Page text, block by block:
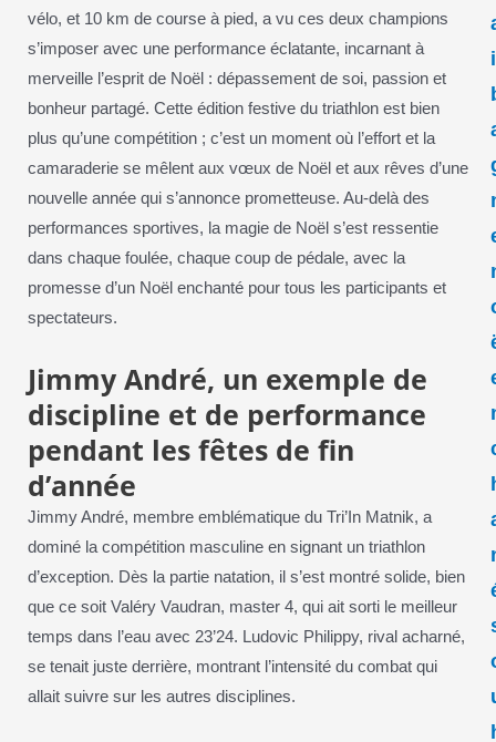
vélo, et 10 km de course à pied, a vu ces deux champions
s’imposer avec une performance éclatante, incarnant à
merveille l’esprit de Noël : dépassement de soi, passion et
bonheur partagé. Cette édition festive du triathlon est bien
plus qu’une compétition ; c’est un moment où l’effort et la
camaraderie se mêlent aux vœux de Noël et aux rêves d’une
nouvelle année qui s’annonce prometteuse. Au-delà des
performances sportives, la magie de Noël s’est ressentie
dans chaque foulée, chaque coup de pédale, avec la
promesse d’un Noël enchanté pour tous les participants et
spectateurs.
Jimmy André, un exemple de
discipline et de performance
pendant les fêtes de fin
d’année
Jimmy André, membre emblématique du Tri’In Matnik, a
dominé la compétition masculine en signant un triathlon
d’exception. Dès la partie natation, il s’est montré solide, bien
que ce soit Valéry Vaudran, master 4, qui ait sorti le meilleur
temps dans l’eau avec 23’24. Ludovic Philippy, rival acharné,
se tenait juste derrière, montrant l’intensité du combat qui
allait suivre sur les autres disciplines.